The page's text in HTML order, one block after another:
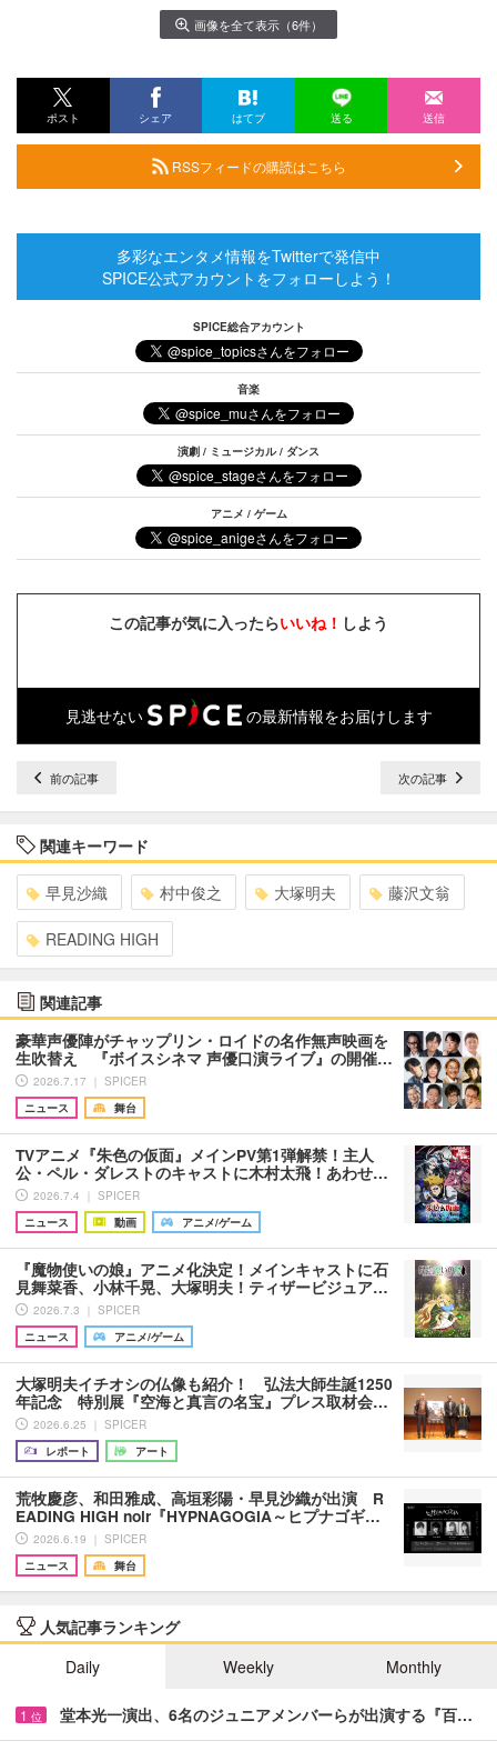
画像を全て表示（6件）
ポスト シェア はてブ 送る 送信
RSSフィードの購読はこちら
多彩なエンタメ情報をTwitterで発信中
SPICE公式アカウントをフォローしよう！
SPICE総合アカウント
音楽
演劇 / ミュージカル / ダンス
アニメ / ゲーム
この記事が気に入ったらいいね！ しよう
見逃せない の最新情報をお届けします
前の記事 次の記事
関連キーワード
早見沙織 村中俊之 大塚明夫 藤沢文翁
READING HIGH
関連記事
豪華声優陣がチャップリン・ロイドの名作無声映画を
生吹替え 『ボイスシネマ 声優口演ライブ』の開催…
2026.7.17 ｜ SPICER
ニュース
舞台
TVアニメ『朱色の仮面』メインPV第1弾解禁！主人
公・ペル・ダレストのキャストに木村太飛！あわせ…
2026.7.4 ｜ SPICER
ニュース
動画 アニメ/ゲーム
『魔物使いの娘』アニメ化決定！メインキャストに石
見舞菜香、小林千晃、大塚明夫！ティザービジュア…
2026.7.3 ｜ SPICER
ニュース
アニメ/ゲーム
大塚明夫イチオシの仏像も紹介！ 弘法大師生誕1250
年記念 特別展『空海と真言の名宝』プレス取材会…
2026.6.25 ｜ SPICER
レポート
アート
荒牧慶彦、和田雅成、高垣彩陽・早見沙織が出演 R
EADING HIGH noir『HYPNAGOGIA～ヒプナゴギ…
2026.6.19 ｜ SPICER
ニュース
舞台
人気記事ランキング
Daily
Weekly Monthly
1 位 堂本光一演出、6名のジュニアメンバーらが出演する『百…